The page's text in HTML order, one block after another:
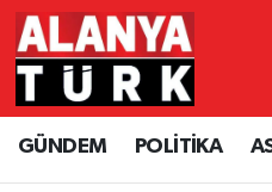
GÜNDEM POLİTİKA
GÜNDEM
POLİTİKA
Nöbetçi Eczaneler
Hava Durumu